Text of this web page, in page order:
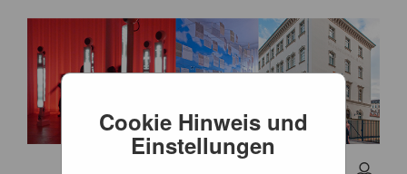
Cookie Hinweis und
Einstellungen